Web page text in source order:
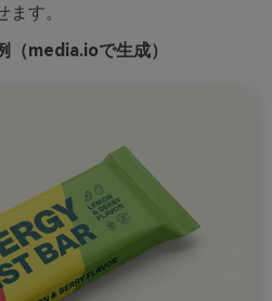
す。
（media.ioで生成）